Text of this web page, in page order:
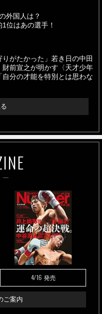
外国人は？
位はあの選手！
りがたかった」若き日の中田
財前宣之が明かす〈天才少年
分の才能を特別とは思わな
4/16 発売
ご案内